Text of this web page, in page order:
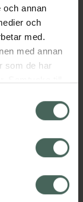
och annan
och
med.
med annan
som de har
påverkar inte
återkallelsen.
Dölj
från Skåne i
och på
att prata